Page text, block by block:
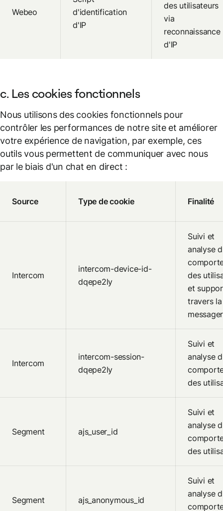
Webeo
d'identification
d'IP
des utilisateurs
via
reconnaissance
d'IP
c. Les cookies fonctionnels
Nous utilisons des cookies fonctionnels pour
contrôler les performances de notre site et améliorer
votre expérience de navigation, par exemple, ces
outils vous permettent de communiquer avec nous
par le biais d'un chat en direct :
Source Type de cookie Finalité
Intercom
intercom-device-id-
dqepe2ly
Suivi et
analyse
des
et
travers la
Intercom
intercom-session-
dqepe2ly
Suivi et
analyse
des
Segment ajs_user_id
Suivi et
analyse
des
Segment ajs_anonymous_id
Suivi et
analyse